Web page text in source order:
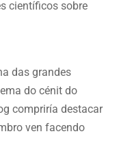
científicos sobre
das grandes
do cénit do
compriría destacar
ven facendo